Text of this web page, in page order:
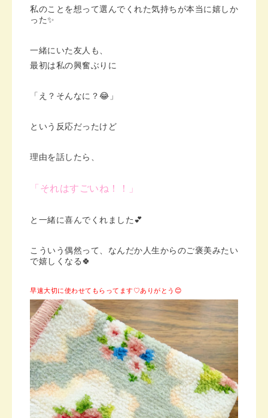
私のことを想って選んでくれた気持ちが本当に嬉しか
った✨
一緒にいた友人も、
最初は私の興奮ぶりに
「え？そんなに？😂」
という反応だったけど
理由を話したら、
「それはすごいね！！」
と一緒に喜んでくれました💕
こういう偶然って、なんだか人生からのご褒美みたい
で嬉しくなる🍀
早速大切に使わせてもらってます♡ありがとう😊